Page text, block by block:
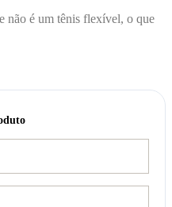
não é um tênis flexível, o que